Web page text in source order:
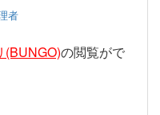
者
(BUNGO)の閲覧がで